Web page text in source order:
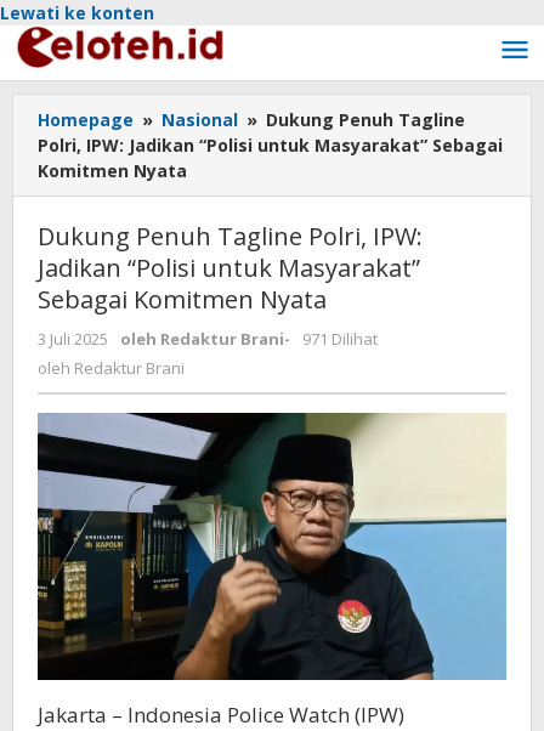
Lewati ke konten
Homepage » Nasional » Dukung Penuh Tagline
Polri, IPW: Jadikan “Polisi untuk Masyarakat” Sebagai
Komitmen Nyata
Dukung Penuh Tagline Polri, IPW:
Jadikan “Polisi untuk Masyarakat”
Sebagai Komitmen Nyata
3 Juli 2025 oleh Redaktur Brani-
971 Dilihat
oleh Redaktur Brani
Jakarta – Indonesia Police Watch (IPW)